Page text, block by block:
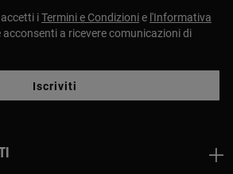
iTermini e Condizionie l'Informativa
acconsenti a ricevere comunicazioni di
Iscriviti